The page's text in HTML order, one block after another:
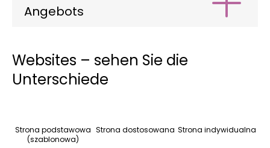
Angebots
Einsatz des Analyseinstruments GA4, GSC.
Die Website ist zu 100 Prozent SEO-fähig
Websites – sehen Sie die
Unterschiede
Strona podstawowa
(szablonowa)
Strona dostosowana Strona indywidualna